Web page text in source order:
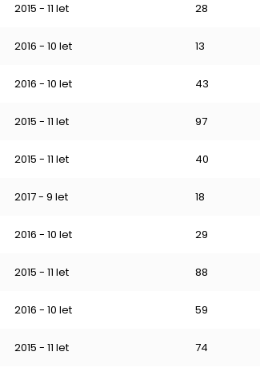
2015 - 11 let 28
2016 - 10 let 13
2016 - 10 let 43
2015 - 11 let 97
2015 - 11 let 40
2017 - 9 let 18
2016 - 10 let 29
2015 - 11 let 88
2016 - 10 let 59
2015 - 11 let 74